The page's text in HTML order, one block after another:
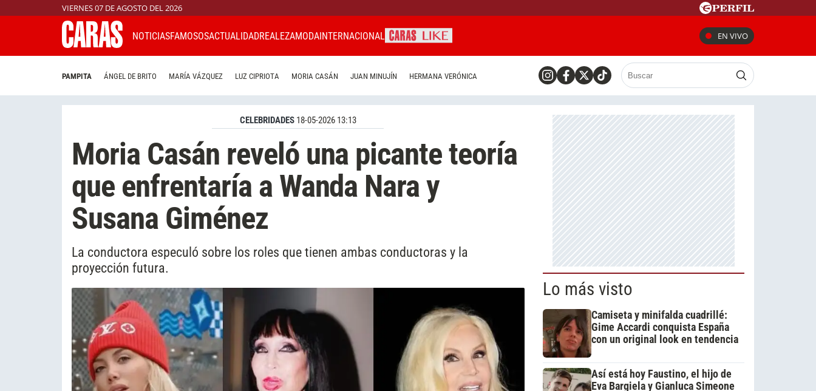
VIERNES 07 DE AGOSTO DEL 2026
NOTICIASFAMOSOSACTUALIDADREALEZAMODAINTERNACIONAL EN VIVO
PAMPITA ÁNGEL DE BRITO MARÍA VÁZQUEZ LUZ CIPRIOTA MORIA CASÁN JUAN MINUJÍN HERMANA VERÓNICA
CELEBRIDADES 18-05-2026 13:13
Moria Casán reveló una picante teoría
que enfrentaría a Wanda Nara y
Susana Giménez
La conductora especuló sobre los roles que tienen ambas conductoras y la
proyección futura.
Lo más visto
Camiseta y minifalda cuadrillé:
Gime Accardi conquista España
con un original look en tendencia
Así está hoy Faustino, el hijo de
Eva Bargiela y Gianluca Simeone